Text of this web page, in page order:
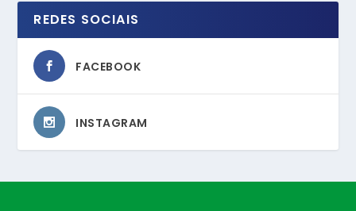
REDES SOCIAIS
FACEBOOK
INSTAGRAM